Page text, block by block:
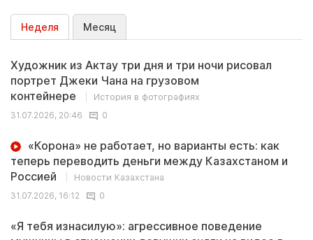
Неделя Месяц
Художник из Актау три дня и три ночи рисовал
портрет Джеки Чана на грузовом
контейнере
История в фотографиях
31.07.2026, 20:46
0
«Корона» не работает, но варианты есть: как
теперь переводить деньги между Казахстаном и
Россией
Новости Казахстана
31.07.2026, 16:12
0
«Я тебя изнасилую»: агрессивное поведение